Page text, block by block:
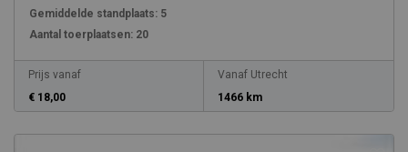
Gemiddelde standplaats: 5
Aantal toerplaatsen: 20
Prijs vanaf
€ 18,00
Vanaf Utrecht
1466 km